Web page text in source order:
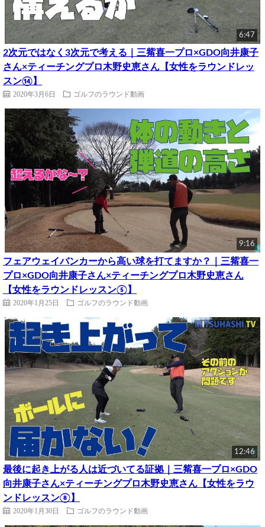
6:47
2次元ではなく3次元で考える｜三觜喜一プロ×GDO向井康子
さん×ティーチングプロ木野史恵さん【女性をラウンドレッ
スン⑭】
2020年3月6日 ゴルフのラウンド動画
9:16
フェアウェイバンカーから高い球を打てますか？｜三觜喜一
プロ×GDO向井康子さん×ティーチングプロ木野史恵さん
【女性をラウンドレッスン⑤】
2020年1月25日 ゴルフのラウンド動画
12:46
最後に起き上がる人は近づいてる証拠｜三觜喜一プロ×GDO
向井康子さん×ティーチングプロ木野史恵さん【女性をラウ
ンドレッスン⑧】
2020年1月30日 ゴルフのラウンド動画